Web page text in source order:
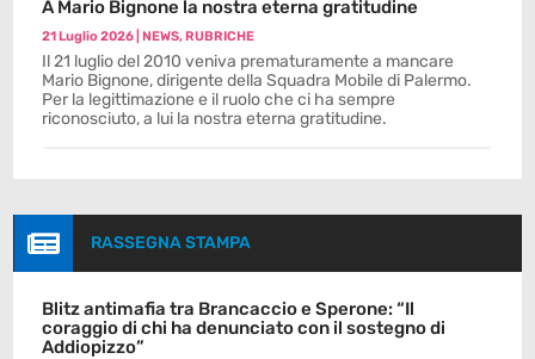
A Mario Bignone la nostra eterna gratitudine
21 Luglio 2026 |NEWS,RUBRICHE
Il 21 luglio del 2010 veniva prematuramente a mancare
Mario Bignone, dirigente della Squadra Mobile di Palermo.
Per la legittimazione e il ruolo che ci ha sempre
riconosciuto, a lui la nostra eterna gratitudine.
 RASSEGNA STAMPA
Blitz antimafia tra Brancaccio e Sperone: “Il
coraggio di chi ha denunciato con il sostegno di
Addiopizzo”